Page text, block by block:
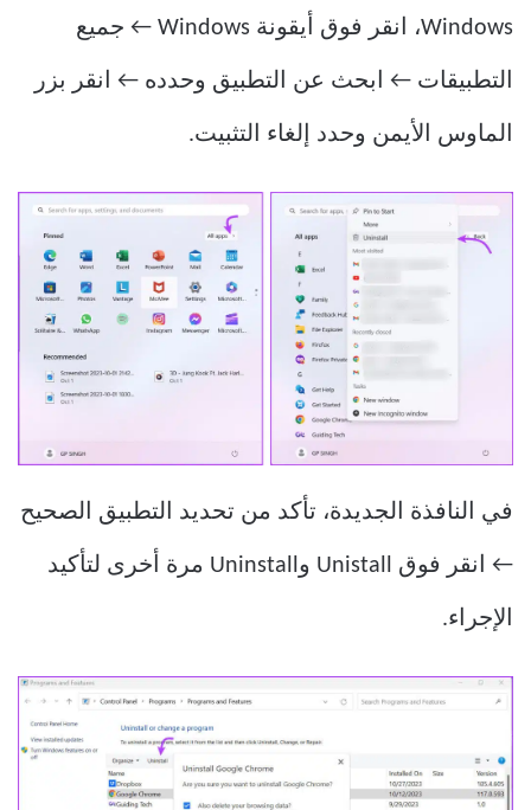
Windows، انقر فوق أيقونة Windows ← جميع
التطبيقات ← ابحث عن التطبيق وحدده ← انقر بزر
الماوس الأيمن وحدد إلغاء التثبيت.
في النافذة الجديدة، تأكد من تحديد التطبيق الصحيح
← انقر فوق Unistall وUninstall مرة أخرى لتأكيد
الإجراء.